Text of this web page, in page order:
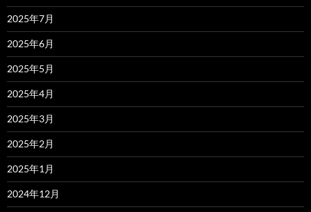
2025年7月
2025年6月
2025年5月
2025年4月
2025年3月
2025年2月
2025年1月
2024年12月